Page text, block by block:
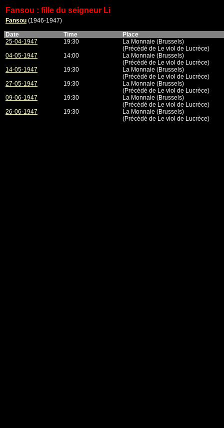
Fansou : fille du seigneur Li
Fansou (1946-1947)
Date
Time
Place
25-04-1947
19:30
La Monnaie (Brussels)
(Précédé de Le viol de Lucrèce)
04-05-1947
14:00
La Monnaie (Brussels)
(Précédé de Le viol de Lucrèce)
14-05-1947
19:30
La Monnaie (Brussels)
(Précédé de Le viol de Lucrèce)
27-05-1947
19:30
La Monnaie (Brussels)
(Précédé de Le viol de Lucrèce)
09-06-1947
19:30
La Monnaie (Brussels)
(Précédé de Le viol de Lucrèce)
26-06-1947
19:30
La Monnaie (Brussels)
(Précédé de Le viol de Lucrèce)